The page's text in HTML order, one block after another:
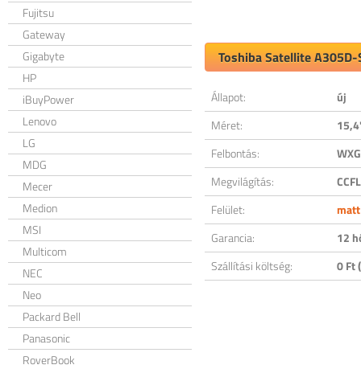
Fujitsu
Gateway
Gigabyte
HP
iBuyPower
Lenovo
LG
MDG
Mecer
Medion
MSI
Multicom
NEC
Neo
Packard Bell
Panasonic
RoverBook
Toshiba Satellite
Állapot:
új
Méret:
Felbontás:
Megvilágítás:
CCFL
Felület:
matt
Garancia:
12
Szállítási költség:
0 Ft